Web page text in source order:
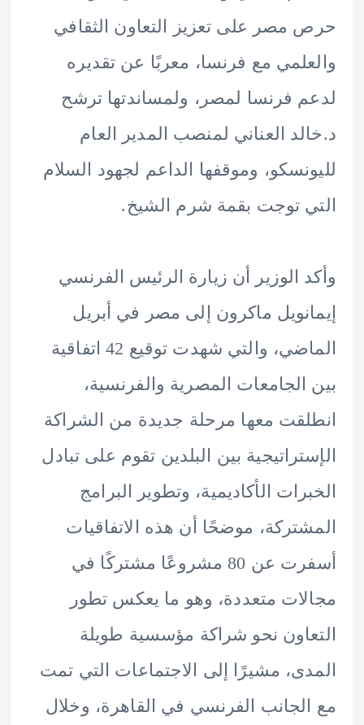
مصر على تعزيز التعاون الثقافي
مع فرنسا، معربًا عن تقديره
فرنسا لمصر، ولمساندتها ترشح
العناني لمنصب المدير العام
وموقفها الداعم لجهود السلام
توجت بقمة شرم الشيخ.
الوزير أن زيارة الرئيس الفرنسي
ماكرون إلى مصر في أبريل
الماضي، والتي شهدت توقيع 42 اتفاقية
المصرية والفرنسية،
معها مرحلة جديدة من الشراكة
بين البلدين تقوم على تبادل
الأكاديمية، وتطوير البرامج
موضحًا أن هذه الاتفاقيات
أسفرت عن 80 مشروعًا مشتركًا في
متعددة، وهو ما يعكس تطور
نحو شراكة مؤسسية طويلة
مشيرًا إلى الاجتماعات التي تمت
الفرنسي في القاهرة، وخلال